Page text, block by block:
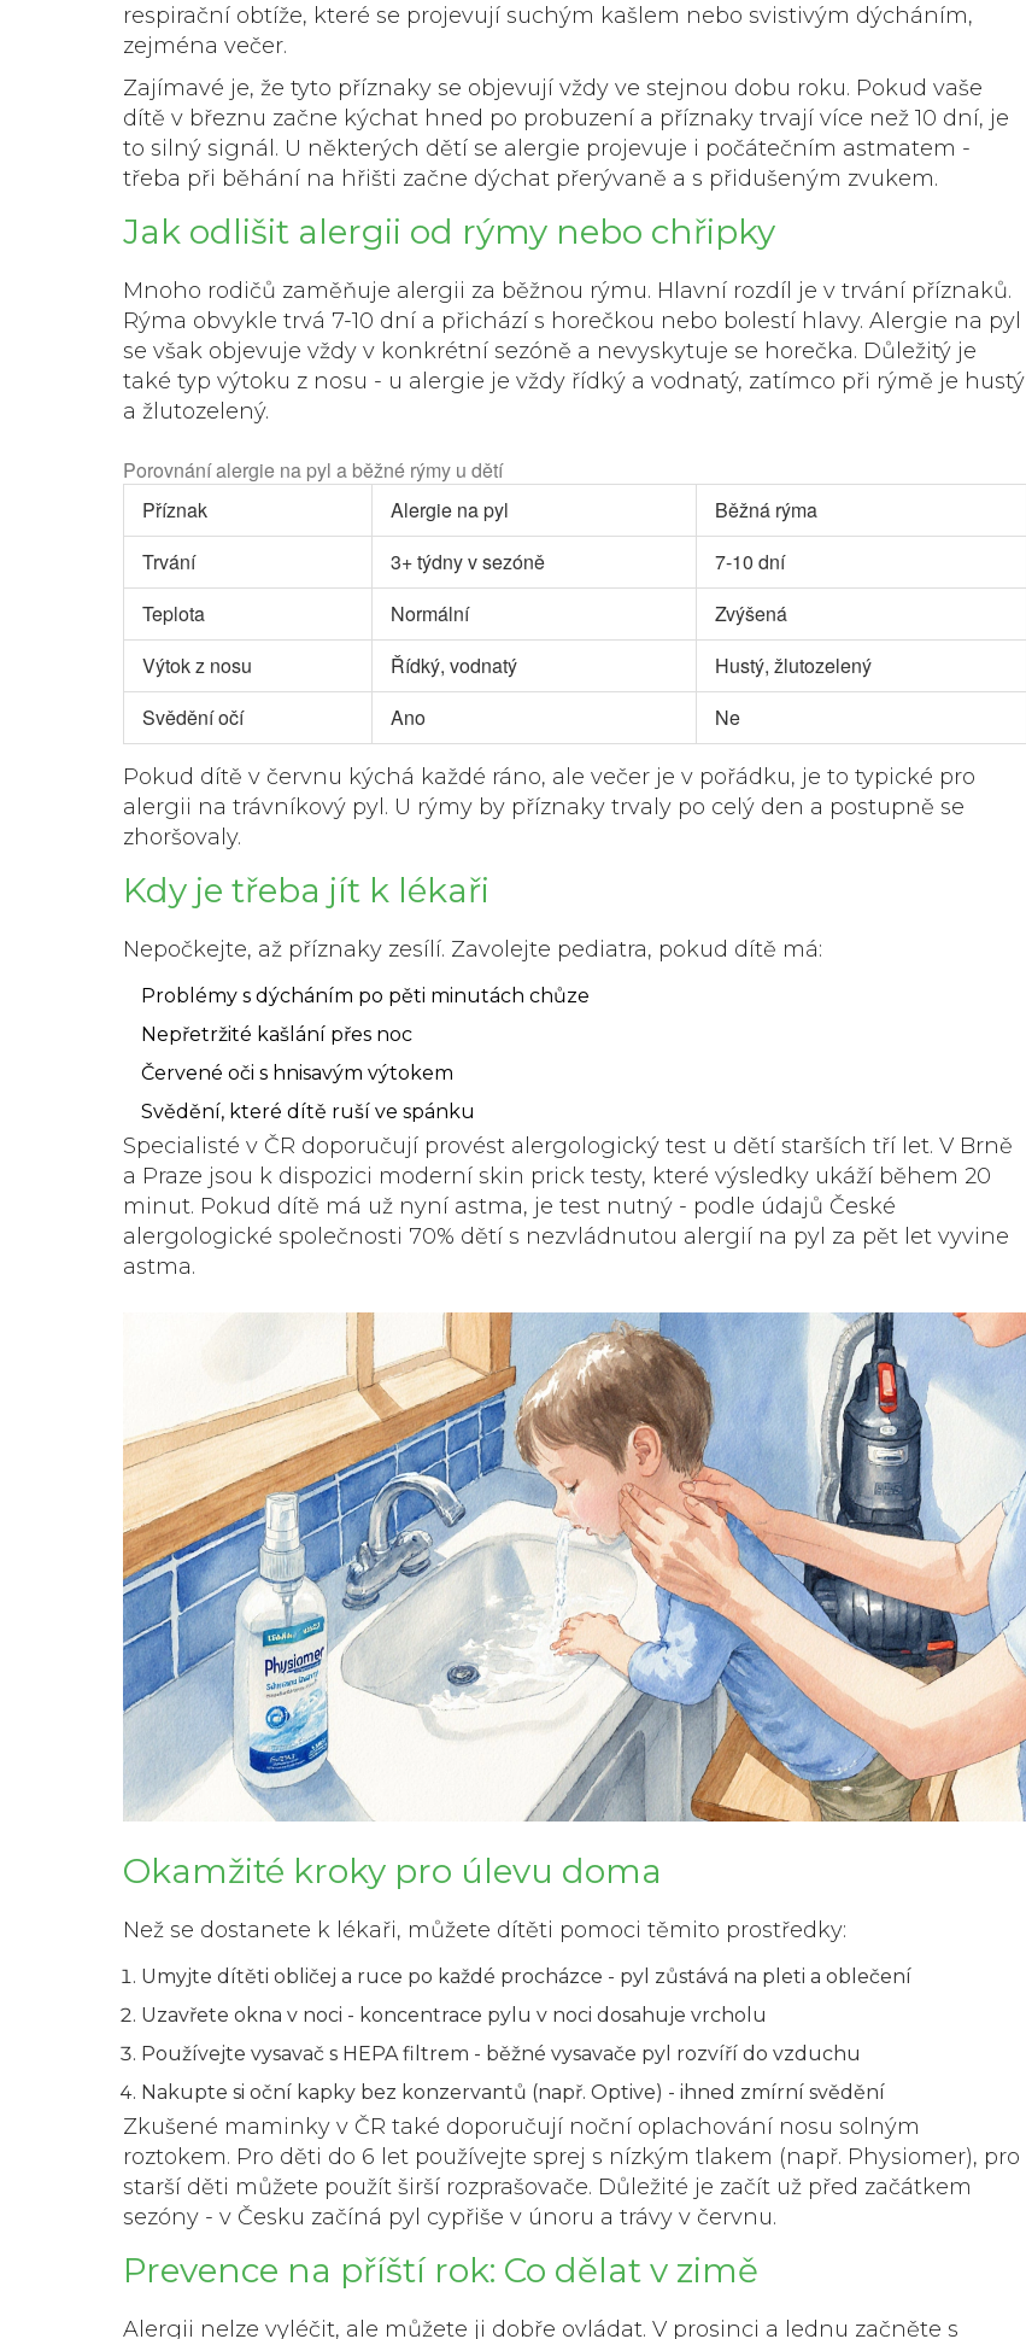
respirační obtíže, které se projevují suchým kašlem nebo svistivým dýcháním,
zejména večer.
Zajímavé je, že tyto příznaky se objevují vždy ve stejnou dobu roku. Pokud vaše
dítě v březnu začne kýchat hned po probuzení a příznaky trvají více než 10 dní, je
to silný signál. U některých dětí se alergie projevuje i počátečním astmatem -
třeba při běhání na hřišti začne dýchat přerývaně a s přidušeným zvukem.
Jak odlišit alergii od rýmy nebo chřipky
Mnoho rodičů zaměňuje alergii za běžnou rýmu. Hlavní rozdíl je v trvání příznaků.
Rýma obvykle trvá 7-10 dní a přichází s horečkou nebo bolestí hlavy. Alergie na pyl
se však objevuje vždy v konkrétní sezóně a nevyskytuje se horečka. Důležitý je
také typ výtoku z nosu - u alergie je vždy řídký a vodnatý, zatímco při rýmě je hustý
a žlutozelený.
Porovnání alergie na pyl a běžné rýmy u dětí
Příznak
Alergie na pyl
Běžná rýma
Trvání
3+ týdny v sezóně
7-10 dní
Teplota
Normální
Zvýšená
Výtok z nosu
Řídký, vodnatý
Hustý, žlutozelený
Svědění očí
Ano Ne
Pokud dítě v červnu kýchá každé ráno, ale večer je v pořádku, je to typické pro
alergii na trávníkový pyl. U rýmy by příznaky trvaly po celý den a postupně se
zhoršovaly.
Kdy je třeba jít k lékaři
Nepočkejte, až příznaky zesílí. Zavolejte pediatra, pokud dítě má:
Problémy s dýcháním po pěti minutách chůze
Nepřetržité kašlání přes noc
Červené oči s hnisavým výtokem
Svědění, které dítě ruší ve spánku
Specialisté v ČR doporučují provést alergologický test u dětí starších tří let. V Brně
a Praze jsou k dispozici moderní skin prick testy, které výsledky ukáží během 20
minut. Pokud dítě má už nyní astma, je test nutný - podle údajů České
alergologické společnosti 70% dětí s nezvládnutou alergií na pyl za pět let vyvine
astma.
Okamžité kroky pro úlevu doma
Než se dostanete k lékaři, můžete dítěti pomoci těmito prostředky:
Umyjte dítěti obličej a ruce po každé procházce - pyl zůstává na pleti a oblečení
Uzavřete okna v noci - koncentrace pylu v noci dosahuje vrcholu
Používejte vysavač s HEPA filtrem - běžné vysavače pyl rozvíří do vzduchu
Nakupte si oční kapky bez konzervantů (např. Optive) - ihned zmírní svědění
Zkušené maminky v ČR také doporučují noční oplachování nosu solným
roztokem. Pro děti do 6 let používejte sprej s nízkým tlakem (např. Physiomer), pro
starší děti můžete použít širší rozprašovače. Důležité je začít už před začátkem
sezóny - v Česku začíná pyl cypřiše v únoru a trávy v červnu.
Prevence na příští rok: Co dělat v zimě
Alergii nelze vyléčit, ale můžete ji dobře ovládat. V prosinci a lednu začněte s